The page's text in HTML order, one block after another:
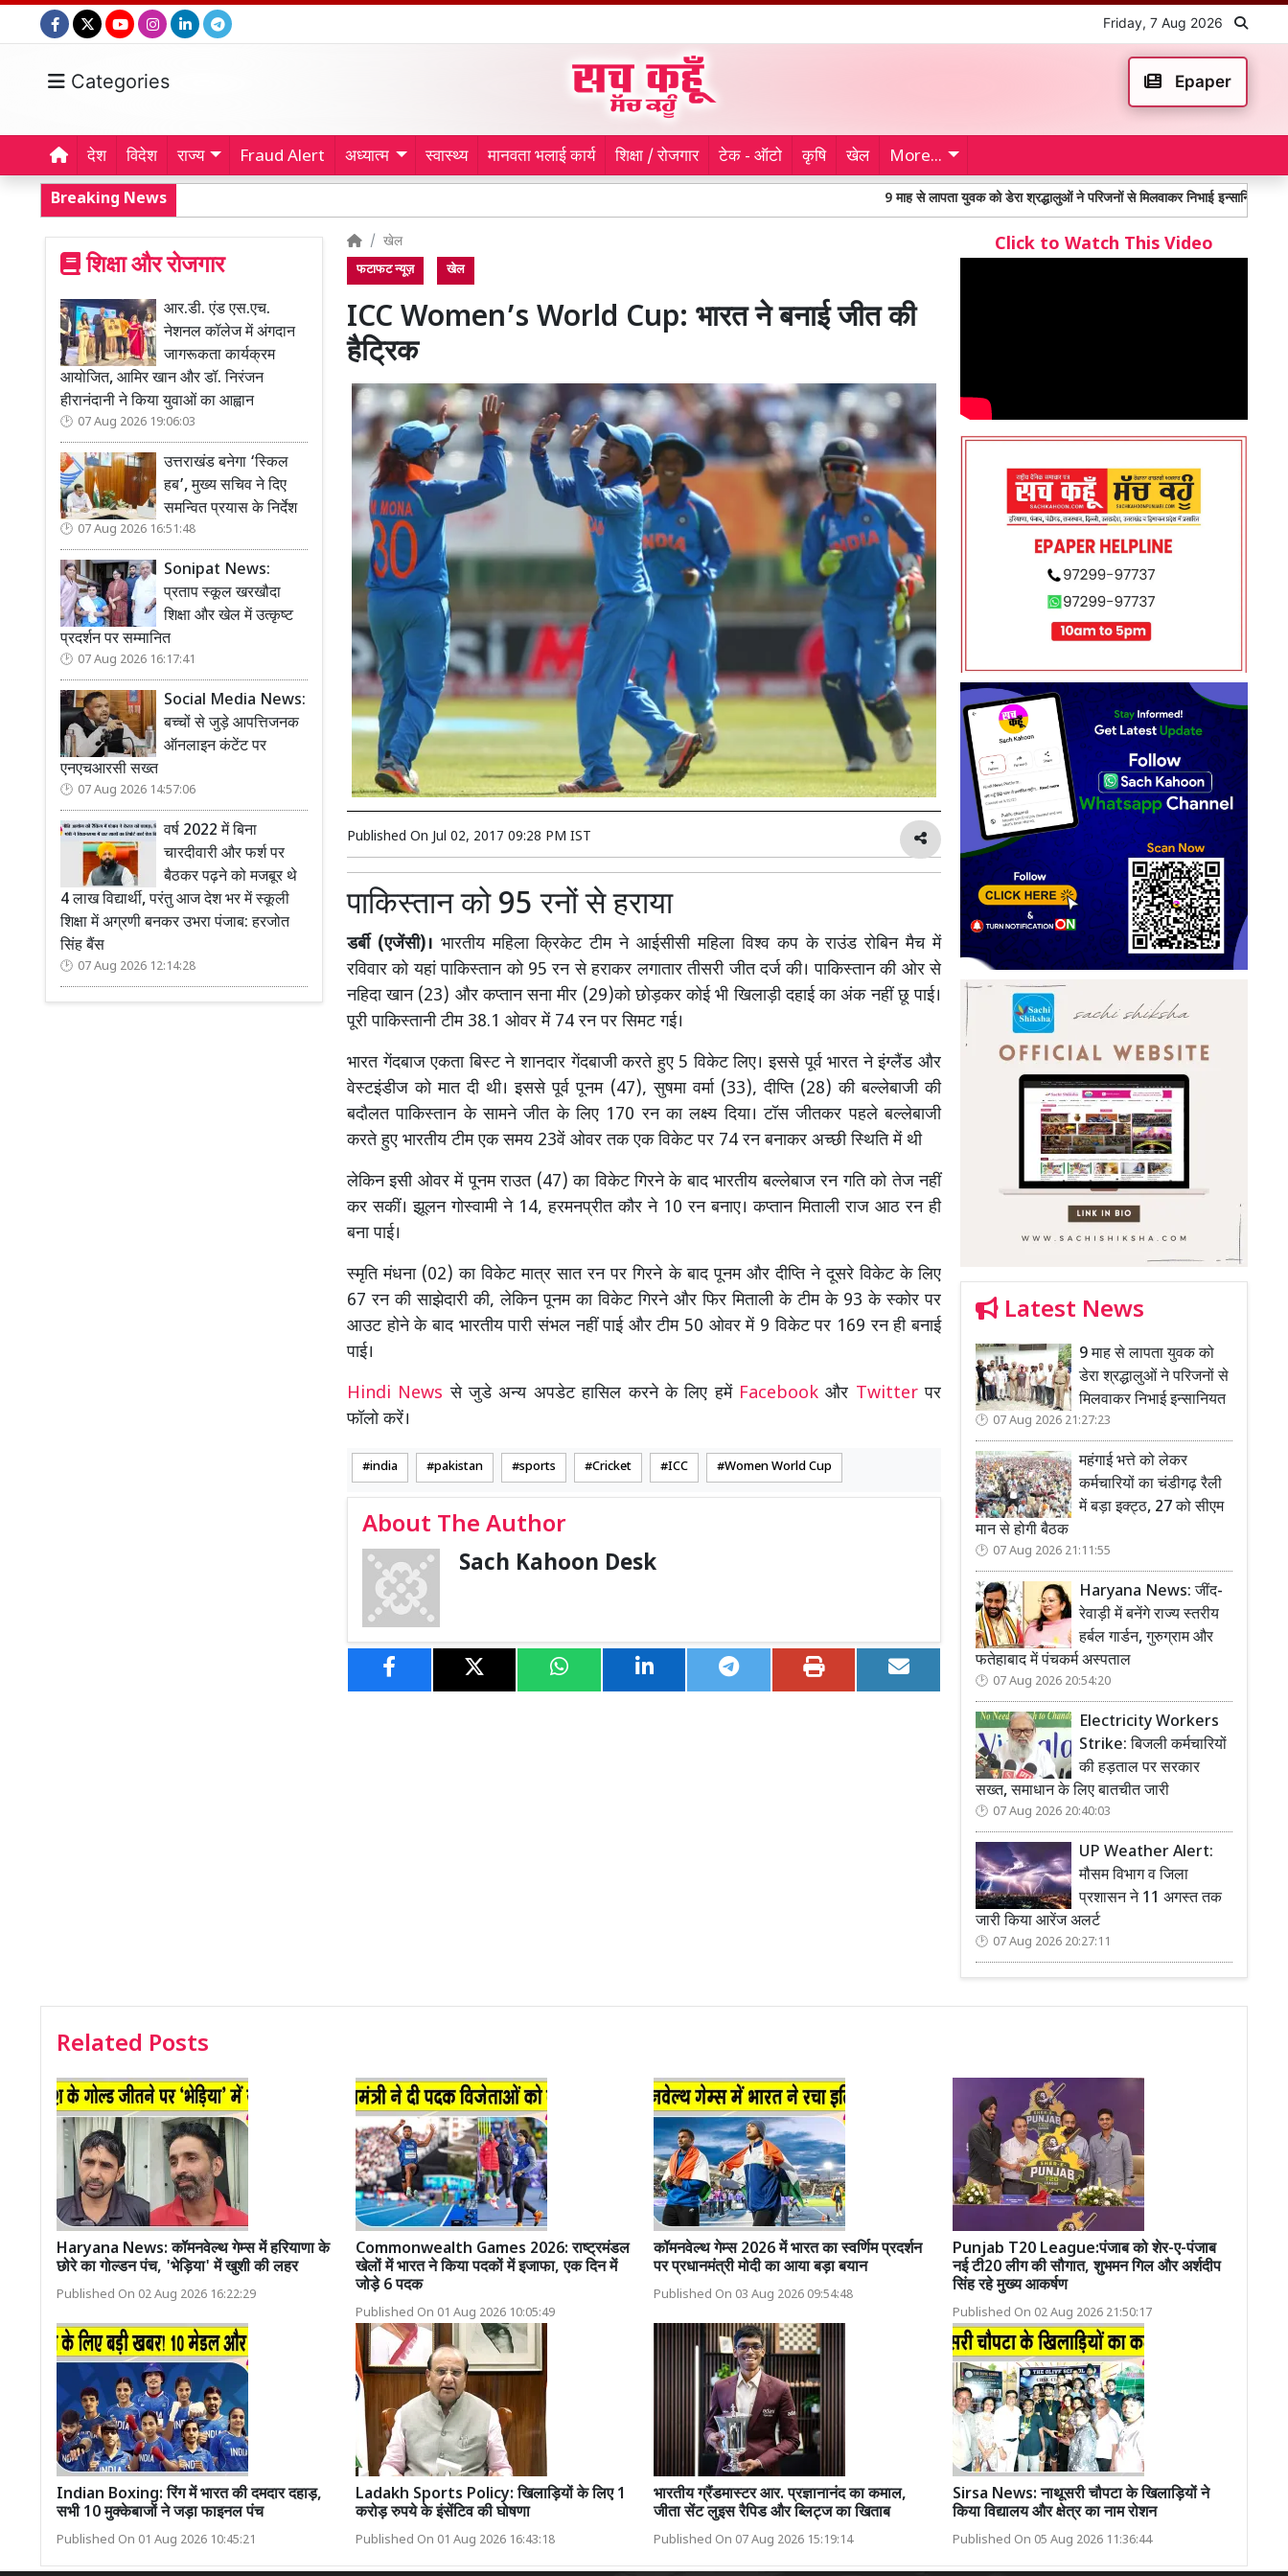
Friday, 7 Aug 2026
Categories Epaper
देश विदेश राज्य Fraud Alert अध्यात्म स्वास्थ्य मानवता भलाई कार्य शिक्षा / रोजगार टेक - ऑटो कृषि खेल More...
Breaking News 9 माह से लापता युवक को डेरा श्रद्धालुओं ने परिजनों से मिलवाकर निभाई इन्सानियत महंगाई
शिक्षा और रोजगार
आर.डी. एंड एस.एच.
नेशनल कॉलेज में अंगदान
जागरूकता कार्यक्रम
आयोजित, आमिर खान और डॉ. निरंजन
हीरानंदानी ने किया युवाओं का आह्वान
07 Aug 2026 19:06:03
उत्तराखंड बनेगा ‘स्किल
हब’, मुख्य सचिव ने दिए
समन्वित प्रयास के निर्देश
07 Aug 2026 16:51:48
Sonipat News:
प्रताप स्कूल खरखौदा
शिक्षा और खेल में उत्कृष्ट
प्रदर्शन पर सम्मानित
07 Aug 2026 16:17:41
Social Media News:
बच्चों से जुड़े आपत्तिजनक
ऑनलाइन कंटेंट पर
एनएचआरसी सख्त
07 Aug 2026 14:57:06
वर्ष 2022 में बिना
चारदीवारी और फर्श पर
बैठकर पढ़ने को मजबूर थे
4 लाख विद्यार्थी, परंतु आज देश भर में स्कूली
शिक्षा में अग्रणी बनकर उभरा पंजाब: हरजोत
सिंह बैंस
07 Aug 2026 12:14:28
खेल
फटाफट न्यूज़ खेल
ICC Women’s World Cup: भारत ने बनाई जीत की
हैट्रिक
Published On Jul 02, 2017 09:28 PM IST
पाकिस्तान को 95 रनों से हराया
डर्बी (एजेंसी)। भारतीय महिला क्रिकेट टीम ने आईसीसी महिला विश्व कप के राउंड रोबिन मैच में
रविवार को यहां पाकिस्तान को 95 रन से हराकर लगातार तीसरी जीत दर्ज की। पाकिस्तान की ओर से
नहिदा खान (23) और कप्तान सना मीर (29)को छोड़कर कोई भी खिलाड़ी दहाई का अंक नहीं छू पाई।
पूरी पाकिस्तानी टीम 38.1 ओवर में 74 रन पर सिमट गई।
भारत गेंदबाज एकता बिस्ट ने शानदार गेंदबाजी करते हुए 5 विकेट लिए। इससे पूर्व भारत ने इंग्लैंड और
वेस्टइंडीज को मात दी थी। इससे पूर्व पूनम (47), सुषमा वर्मा (33), दीप्ति (28) की बल्लेबाजी की
बदौलत पाकिस्तान के सामने जीत के लिए 170 रन का लक्ष्य दिया। टॉस जीतकर पहले बल्लेबाजी
करते हुए भारतीय टीम एक समय 23वें ओवर तक एक विकेट पर 74 रन बनाकर अच्छी स्थिति में थी
लेकिन इसी ओवर में पूनम राउत (47) का विकेट गिरने के बाद भारतीय बल्लेबाज रन गति को तेज नहीं
कर सकीं। झूलन गोस्वामी ने 14, हरमनप्रीत कौर ने 10 रन बनाए। कप्तान मिताली राज आठ रन ही
बना पाई।
स्मृति मंधना (02) का विकेट मात्र सात रन पर गिरने के बाद पूनम और दीप्ति ने दूसरे विकेट के लिए
67 रन की साझेदारी की, लेकिन पूनम का विकेट गिरने और फिर मिताली के टीम के 93 के स्कोर पर
आउट होने के बाद भारतीय पारी संभल नहीं पाई और टीम 50 ओवर में 9 विकेट पर 169 रन ही बनाई
पाई।
Hindi Newsसे जुडे अन्य अपडेट हासिल करने के लिए हमें Facebookऔर Twitterपर
फॉलो करें।
india pakistan sports Cricket ICC Women World Cup
About The Author
Sach Kahoon Desk
Click to Watch This Video
Latest News
9 माह से लापता युवक को
डेरा श्रद्धालुओं ने परिजनों से
मिलवाकर निभाई इन्सानियत
07 Aug 2026 21:27:23
महंगाई भत्ते को लेकर
कर्मचारियों का चंडीगढ़ रैली
में बड़ा इक्ट्ठ, 27 को सीएम
मान से होगी बैठक
07 Aug 2026 21:11:55
Haryana News: जींद-
रेवाड़ी में बनेंगे राज्य स्तरीय
हर्बल गार्डन, गुरुग्राम और
फतेहाबाद में पंचकर्म अस्पताल
07 Aug 2026 20:54:20
Electricity Workers
Strike: बिजली कर्मचारियों
की हड़ताल पर सरकार
सख्त, समाधान के लिए बातचीत जारी
07 Aug 2026 20:40:03
UP Weather Alert:
मौसम विभाग व जिला
प्रशासन ने 11 अगस्त तक
जारी किया आरेंज अलर्ट
07 Aug 2026 20:27:11
Related Posts
Haryana News: कॉमनवेल्थ गेम्स में हरियाणा के
छोरे का गोल्डन पंच, 'भेड़िया' में खुशी की लहर
Published On 02 Aug 2026 16:22:29
Commonwealth Games 2026: राष्ट्रमंडल
खेलों में भारत ने किया पदकों में इजाफा, एक दिन में
जोड़े 6 पदक
Published On 01 Aug 2026 10:05:49
कॉमनवेल्थ गेम्स 2026 में भारत का स्वर्णिम प्रदर्शन
पर प्रधानमंत्री मोदी का आया बड़ा बयान
Published On 03 Aug 2026 09:54:48
Punjab T20 League:पंजाब को शेर-ए-पंजाब
नई टी20 लीग की सौगात, शुभमन गिल और अर्शदीप
सिंह रहे मुख्य आकर्षण
Published On 02 Aug 2026 21:50:17
Indian Boxing: रिंग में भारत की दमदार दहाड़,
सभी 10 मुक्केबाजों ने जड़ा फाइनल पंच
Published On 01 Aug 2026 10:45:21
Ladakh Sports Policy: खिलाड़ियों के लिए 1
करोड़ रुपये के इंसेंटिव की घोषणा
Published On 01 Aug 2026 16:43:18
भारतीय ग्रैंडमास्टर आर. प्रज्ञानानंद का कमाल,
जीता सेंट लुइस रैपिड और ब्लिट्ज का खिताब
Published On 07 Aug 2026 15:19:14
Sirsa News: नाथूसरी चौपटा के खिलाड़ियों ने
किया विद्यालय और क्षेत्र का नाम रोशन
Published On 05 Aug 2026 11:36:44